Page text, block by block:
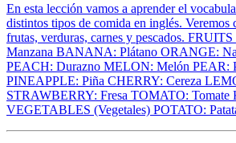
En esta lección vamos a aprender el
distintos tipos de comida en inglés. Veremos
frutas, verduras, carnes y pescados.
Manzana BANANA: Plátano ORANGE:
PEACH: Durazno MELON: Melón PEAR:
PINEAPPLE: Piña CHERRY: Cereza
STRAWBERRY: Fresa TOMATO:
VEGETABLES (Vegetales) POTATO: